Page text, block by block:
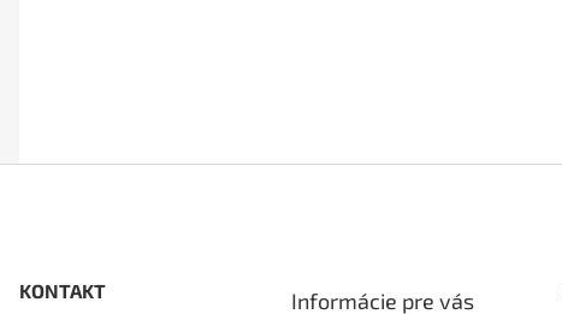
KONTAKT
Informácie pre vás